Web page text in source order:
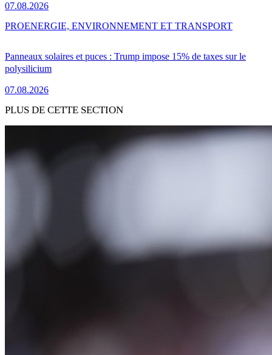
07.08.2026
Panneaux solaires et puces : Trump impose 15% de taxes sur le
polysilicium
07.08.2026
PROENERGIE, ENVIRONNEMENT ET TRANSPORT
PLUS DE CETTE SECTION